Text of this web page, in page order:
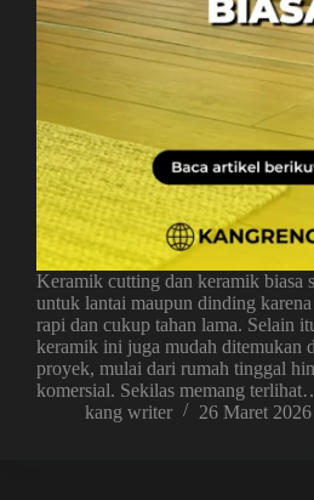
Keramik cutting dan keramik biasa
untuk lantai maupun dinding
rapi dan cukup tahan lama. Selain
keramik ini juga mudah ditemukan
proyek, mulai dari rumah tinggal
komersial. Sekilas memang
kang writer
26 Maret 2026